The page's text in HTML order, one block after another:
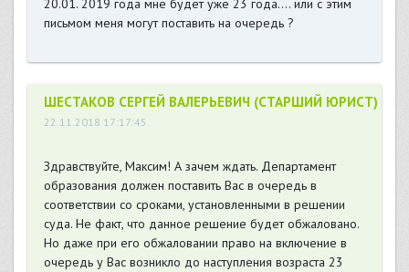
20.01. 2019 года мне будет уже 23 года.... или с этим
письмом меня могут поставить на очередь ?
ШЕСТАКОВ СЕРГЕЙ ВАЛЕРЬЕВИЧ (СТАРШИЙ ЮРИСТ)
22.11.2018 17:17:45
Здравствуйте, Максим! А зачем ждать. Департамент
образования должен поставить Вас в очередь в
соответствии со сроками, установленными в решении
суда. Не факт, что данное решение будет обжаловано.
Но даже при его обжаловании право на включение в
очередь у Вас возникло до наступления возраста 23